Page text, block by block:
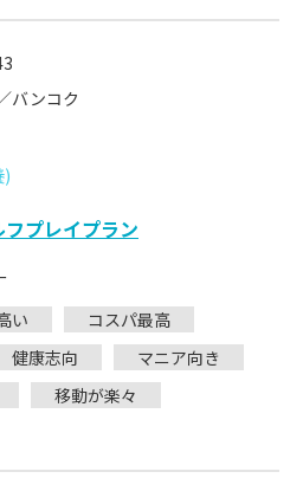
バンコク
)
プレイプラン
い
コスパ最高
健康志向
マニア向き
移動が楽々